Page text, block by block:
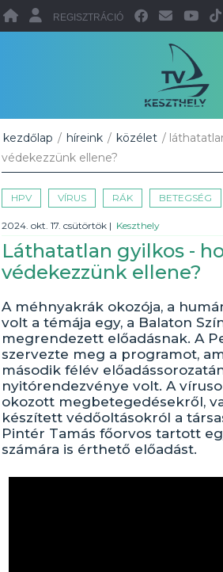
REGISZTRÁCIÓ
kezdőlap / híreink / közélet /
védekezzünk ellene?
HPV VÍRUS RÁK BETEGSÉG
2024. okt. 17. csütörtök | Keszthely
Láthatatlan gyilkos -
védekezzünk ellene?
A méhnyakrák okozója, a
volt a témája egy, a Balaton
megrendezett előadásnak. A
szervezte meg a programot,
második félév
nyitórendezvénye volt. A
okozott megbetegedésekről,
készített védőoltásokról a
Pintér Tamás főorvos tartott
számára is érthető előadást.